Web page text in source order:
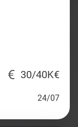
30/40K€
24/07